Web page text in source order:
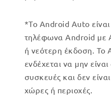
*Το Android Auto
τηλέφωνα Android με
ή νεότερη έκδοση. Το
ενδέχεται να μην
συσκευές και δεν
χώρες ή περιοχές.